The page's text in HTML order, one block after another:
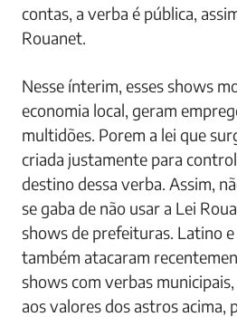
contas, a verba é pública,
Rouanet.
Nesse ínterim, esses shows
economia local, geram
multidões. Porem a lei que
criada justamente para
destino dessa verba. Assim,
se gaba de não usar a Lei
shows de prefeituras. Latino
também atacaram
shows com verbas
aos valores dos astros acima,